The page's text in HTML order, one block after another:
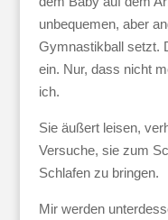
unbequemen, aber
Gymnastikball setzt.
ein. Nur, dass nicht
ich.
Sie äußert leisen,
Versuche, sie zum
Schlafen zu bringen.
Mir werden